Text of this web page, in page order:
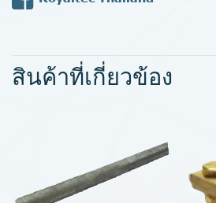
สินค้าที่เกี่ยวข้อง